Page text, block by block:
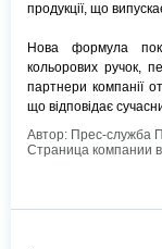
продукції, що
Нова формула
кольорових ручок,
партнери компанії
що відповідає
Автор: Прес-служба
Страница компании в